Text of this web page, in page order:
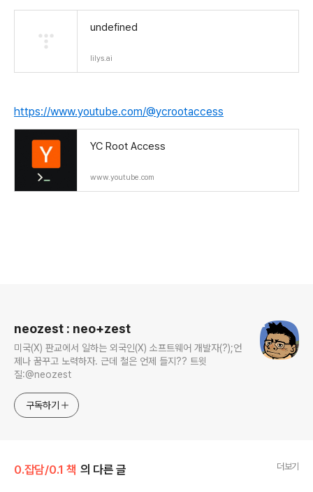
undefined
lilys.ai
https://www.youtube.com/@ycrootaccess
YC Root Access
www.youtube.com
neozest : neo+zest
미국(X) 판교에서 일하는 외국인(X) 소프트웨어 개발자(?);언
제나 꿈꾸고 노력하자. 근데 철은 언제 들지?? 트윗
질:@neozest
구독하기
0.잡담/0.1 책 의 다른 글 더보기